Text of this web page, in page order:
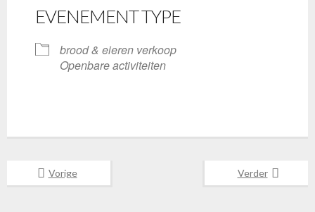
EVENEMENT TYPE
brood & eieren verkoop
Openbare activiteiten
Vorige Verder